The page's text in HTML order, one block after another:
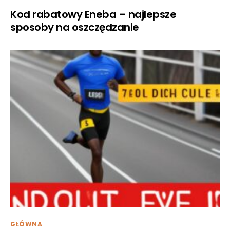
Kod rabatowy Eneba – najlepsze
sposoby na oszczędzanie
GŁÓWNA